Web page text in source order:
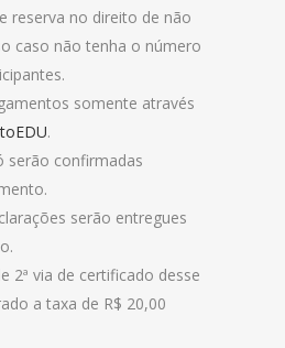
reserva no direito de não
caso não tenha o número
somente através
.
serão confirmadas
serão entregues
2ª via de certificado desse
a taxa de R$ 20,00